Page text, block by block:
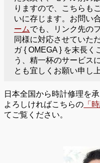
りますので、こちらも
いに存じます。お問い
ームでも、リンク先の
同様に対応させていた
ガ { OMEGA } を末長く
う、精一杯のサービス
とも宜しくお願い申し
日本全国から時計修理を承
よろしければこちらの 「
てご覧ください。